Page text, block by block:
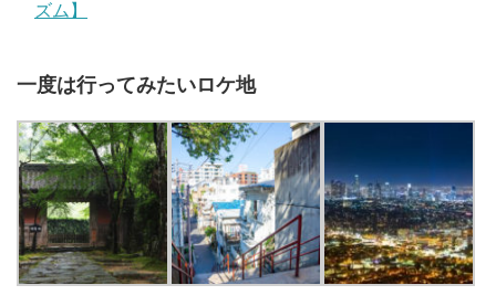
ズム】
一度は行ってみたいロケ地